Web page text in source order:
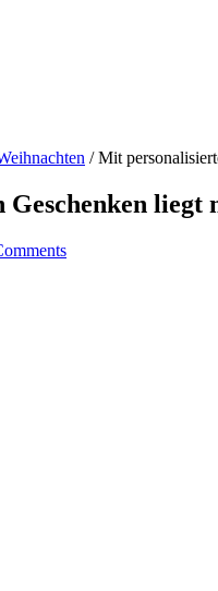
/Mit